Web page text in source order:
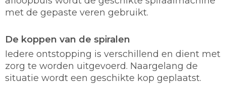
met de gepaste veren gebruikt.
De koppen van de spiralen
Iedere ontstopping is verschillend en dient met
zorg te worden uitgevoerd. Naargelang de
situatie wordt een geschikte kop geplaatst.